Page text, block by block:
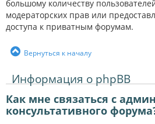
большому количеству
модераторских прав или
доступа к приватным форумам.
Вернуться к началу
Информация о phpBB
Как мне связаться с
консультативного